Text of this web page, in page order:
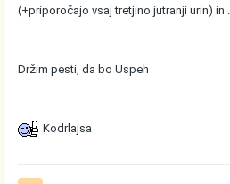
(+priporočajo vsaj tretjino jutranji urin) in ...
Držim pesti, da bo Uspeh
Kodrlajsa